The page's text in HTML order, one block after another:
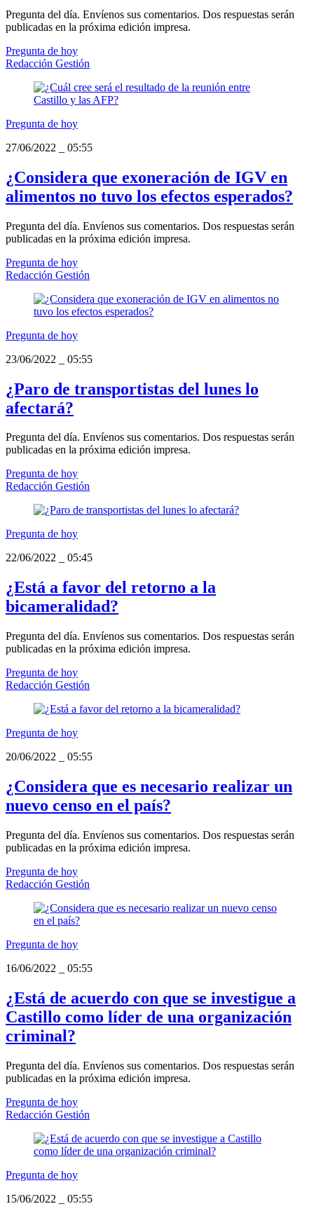
Pregunta del día. Envíenos sus comentarios. Dos respuestas serán
publicadas en la próxima edición impresa.
Pregunta de hoy
Redacción Gestión
Pregunta de hoy
27/06/2022
05:55
¿Considera que exoneración de IGV en
alimentos no tuvo los efectos esperados?
Pregunta del día. Envíenos sus comentarios. Dos respuestas serán
publicadas en la próxima edición impresa.
Pregunta de hoy
Redacción Gestión
Pregunta de hoy
23/06/2022
05:55
¿Paro de transportistas del lunes lo
afectará?
Pregunta del día. Envíenos sus comentarios. Dos respuestas serán
publicadas en la próxima edición impresa.
Pregunta de hoy
Redacción Gestión
Pregunta de hoy
22/06/2022
05:45
¿Está a favor del retorno a la
bicameralidad?
Pregunta del día. Envíenos sus comentarios. Dos respuestas serán
publicadas en la próxima edición impresa.
Pregunta de hoy
Redacción Gestión
Pregunta de hoy
20/06/2022
05:55
¿Considera que es necesario realizar un
nuevo censo en el país?
Pregunta del día. Envíenos sus comentarios. Dos respuestas serán
publicadas en la próxima edición impresa.
Pregunta de hoy
Redacción Gestión
Pregunta de hoy
16/06/2022
05:55
¿Está de acuerdo con que se investigue a
Castillo como líder de una organización
criminal?
Pregunta del día. Envíenos sus comentarios. Dos respuestas serán
publicadas en la próxima edición impresa.
Pregunta de hoy
Redacción Gestión
Pregunta de hoy
15/06/2022
05:55